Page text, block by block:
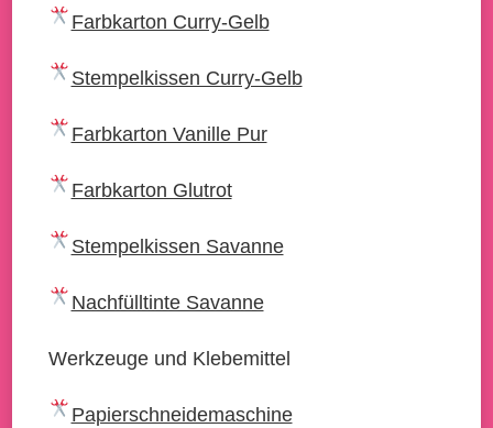
Farbkarton Curry-Gelb
Stempelkissen Curry-Gelb
Farbkarton Vanille Pur
Farbkarton Glutrot
Stempelkissen Savanne
Nachfülltinte Savanne
Werkzeuge und Klebemittel
Papierschneidemaschine